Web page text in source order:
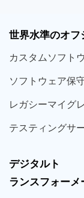
世界水準のオフ
カスタムソフト
ソフト ウェア保
レガシーマイグ
テスティングサ
デジタルト
ランスフォーメ